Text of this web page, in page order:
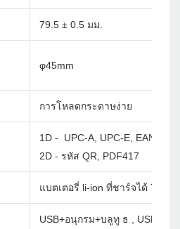
79.5 ± 0.5 มม.
φ45mm
การโหลดกระดาษง่าย
1D - UPC-A, UPC-E, EAN-8,
2D - รหัส QR, PDF417
แบตเตอรี่ li-ion ที่ชาร์จได้ 7.4V,
USB+อนุกรม+บลูทู ธ , USB+อนุ